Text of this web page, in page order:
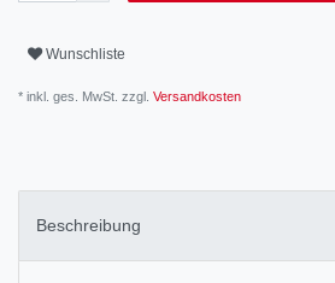
Wunschliste
* inkl. ges. MwSt. zzgl. Versandkosten
Beschreibung